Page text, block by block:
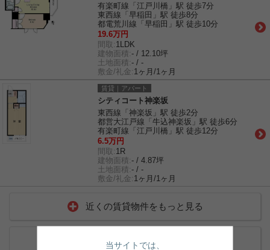
有楽町線「江戸川橋」駅 徒歩7分
東西線「早稲田」駅 徒歩8分
都電荒川線「早稲田」駅 徒歩10分
19.6万円
間取: 1LDK
建物面積:- / 12.10坪
土地面積:- / -
敷金/礼金: 1ヶ月/1ヶ月
賃貸｜アパート
シティコート神楽坂
東西線「神楽坂」駅 徒歩2分
都営大江戸線「牛込神楽坂」駅 徒歩6分
有楽町線「江戸川橋」駅 徒歩12分
6.5万円
間取: 1R
建物面積:- / 4.87坪
土地面積:- / -
敷金/礼金: 1ヶ月/1ヶ月
近くの賃貸物件をもっと見る
近くの売買物件をもっと見る
当サイトでは、